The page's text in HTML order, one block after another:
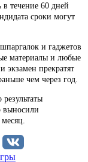
в течение 60 дней
сроки могут
и гаджетов
материалы и любые
экзамен прекратят
чем через год.
выносили